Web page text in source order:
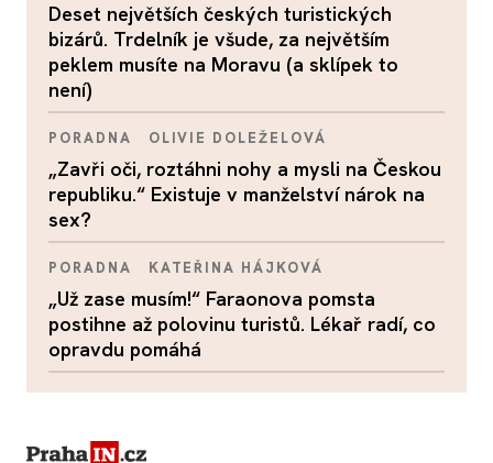
Deset největších českých turistických
bizárů. Trdelník je všude, za největším
peklem musíte na Moravu (a sklípek to
není)
PORADNA OLIVIE DOLEŽELOVÁ
„Zavři oči, roztáhni nohy a mysli na Českou
republiku.“ Existuje v manželství nárok na
sex?
PORADNA KATEŘINA HÁJKOVÁ
„Už zase musím!“ Faraonova pomsta
postihne až polovinu turistů. Lékař radí, co
opravdu pomáhá